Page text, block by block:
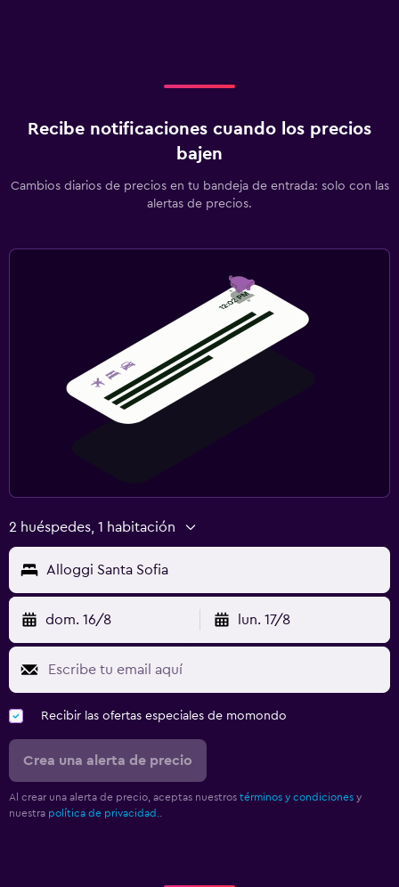
Recibe notificaciones cuando los precios
bajen
Cambios diarios de precios en tu bandeja de entrada: solo con las
alertas de precios.
2 huéspedes, 1 habitación
Alloggi Santa Sofia
dom. 16/8 lun. 17/8
Recibir las ofertas especiales de momondo
Crea una alerta de precio
Al crear una alerta de precio, aceptas nuestros términos y condiciones y
nuestra política de privacidad.